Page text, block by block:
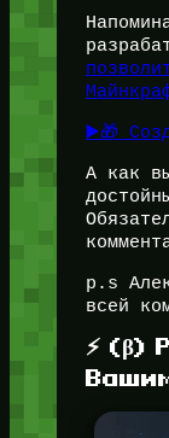
▶️🎁
А как
p.s
всей
⚡ (β)